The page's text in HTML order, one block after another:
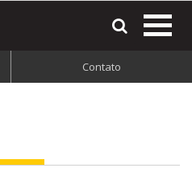
Contato